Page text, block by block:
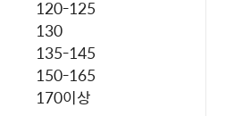
120-125
130
135-145
150-165
170이상